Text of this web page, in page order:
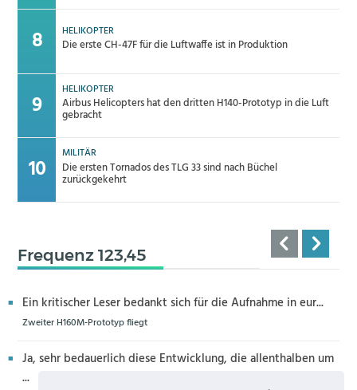
HELIKOPTER
Die erste CH-47F für die Luftwaffe ist in Produktion
HELIKOPTER
Airbus Helicopters hat den dritten H140-Prototyp in die Luft
gebracht
MILITÄR
Die ersten Tornados des TLG 33 sind nach Büchel
zurückgekehrt
Frequenz 123,45
Ein kritischer Leser bedankt sich für die Aufnahme in eur...
Zweiter H160M-Prototyp fliegt
Ja, sehr bedauerlich diese Entwicklung, die allenthalben um
...